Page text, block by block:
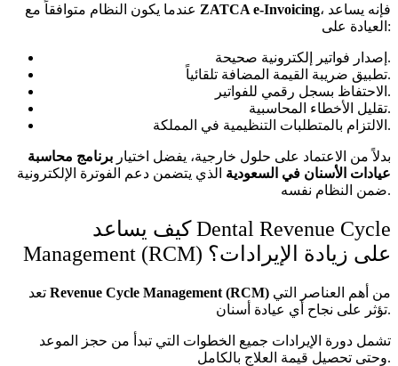
ZATCA e-Invoicing، فإنه يساعد
العيادة على:
إصدار فواتير إلكترونية صحيحة.
تطبيق ضريبة القيمة المضافة تلقائياً.
الاحتفاظ بسجل رقمي للفواتير.
تقليل الأخطاء المحاسبية.
الالتزام بالمتطلبات التنظيمية في المملكة.
بدلاً من الاعتماد على حلول خارجية، يفضل اختيار برنامج محاسبة
عيادات الأسنان في السعودية الذي يتضمن دعم الفوترة الإلكترونية
ضمن النظام نفسه.
كيف يساعد Dental Revenue Cycle
Management (RCM) على زيادة الإيرادات؟
Revenue Cycle Management (RCM)
تؤثر على نجاح أي عيادة أسنان.
تشمل دورة الإيرادات جميع الخطوات التي تبدأ من حجز الموعد
وحتى تحصيل قيمة العلاج بالكامل.